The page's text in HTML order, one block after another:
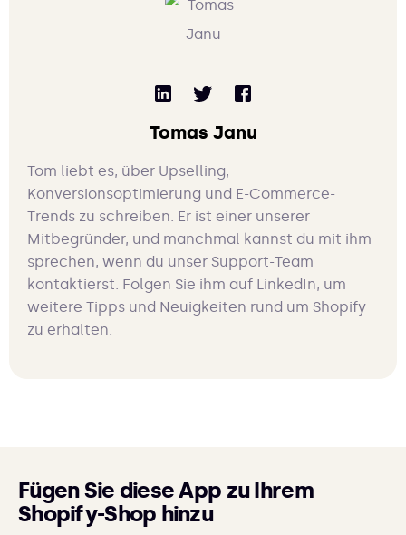
Tomas Janu
Tom liebt es, über Upselling,
Konversionsoptimierung und E-Commerce-
Trends zu schreiben. Er ist einer unserer
Mitbegründer, und manchmal kannst du mit ihm
sprechen, wenn du unser Support-Team
kontaktierst. Folgen Sie ihm auf LinkedIn, um
weitere Tipps und Neuigkeiten rund um Shopify
zu erhalten.
Fügen Sie diese App zu Ihrem
Shopify-Shop hinzu